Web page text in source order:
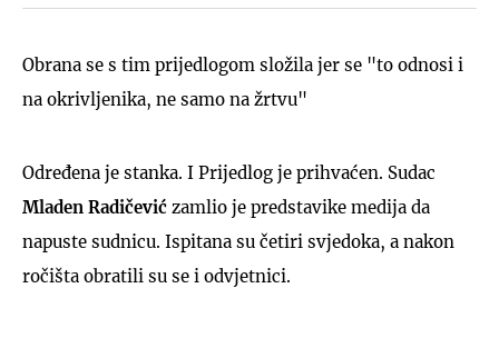
Obrana se s tim prijedlogom složila jer se "to odnosi i
na okrivljenika, ne samo na žrtvu"
Određena je stanka. I Prijedlog je prihvaćen. Sudac
Mladen Radičević zamlio je predstavike medija da
napuste sudnicu. Ispitana su četiri svjedoka, a nakon
ročišta obratili su se i odvjetnici.